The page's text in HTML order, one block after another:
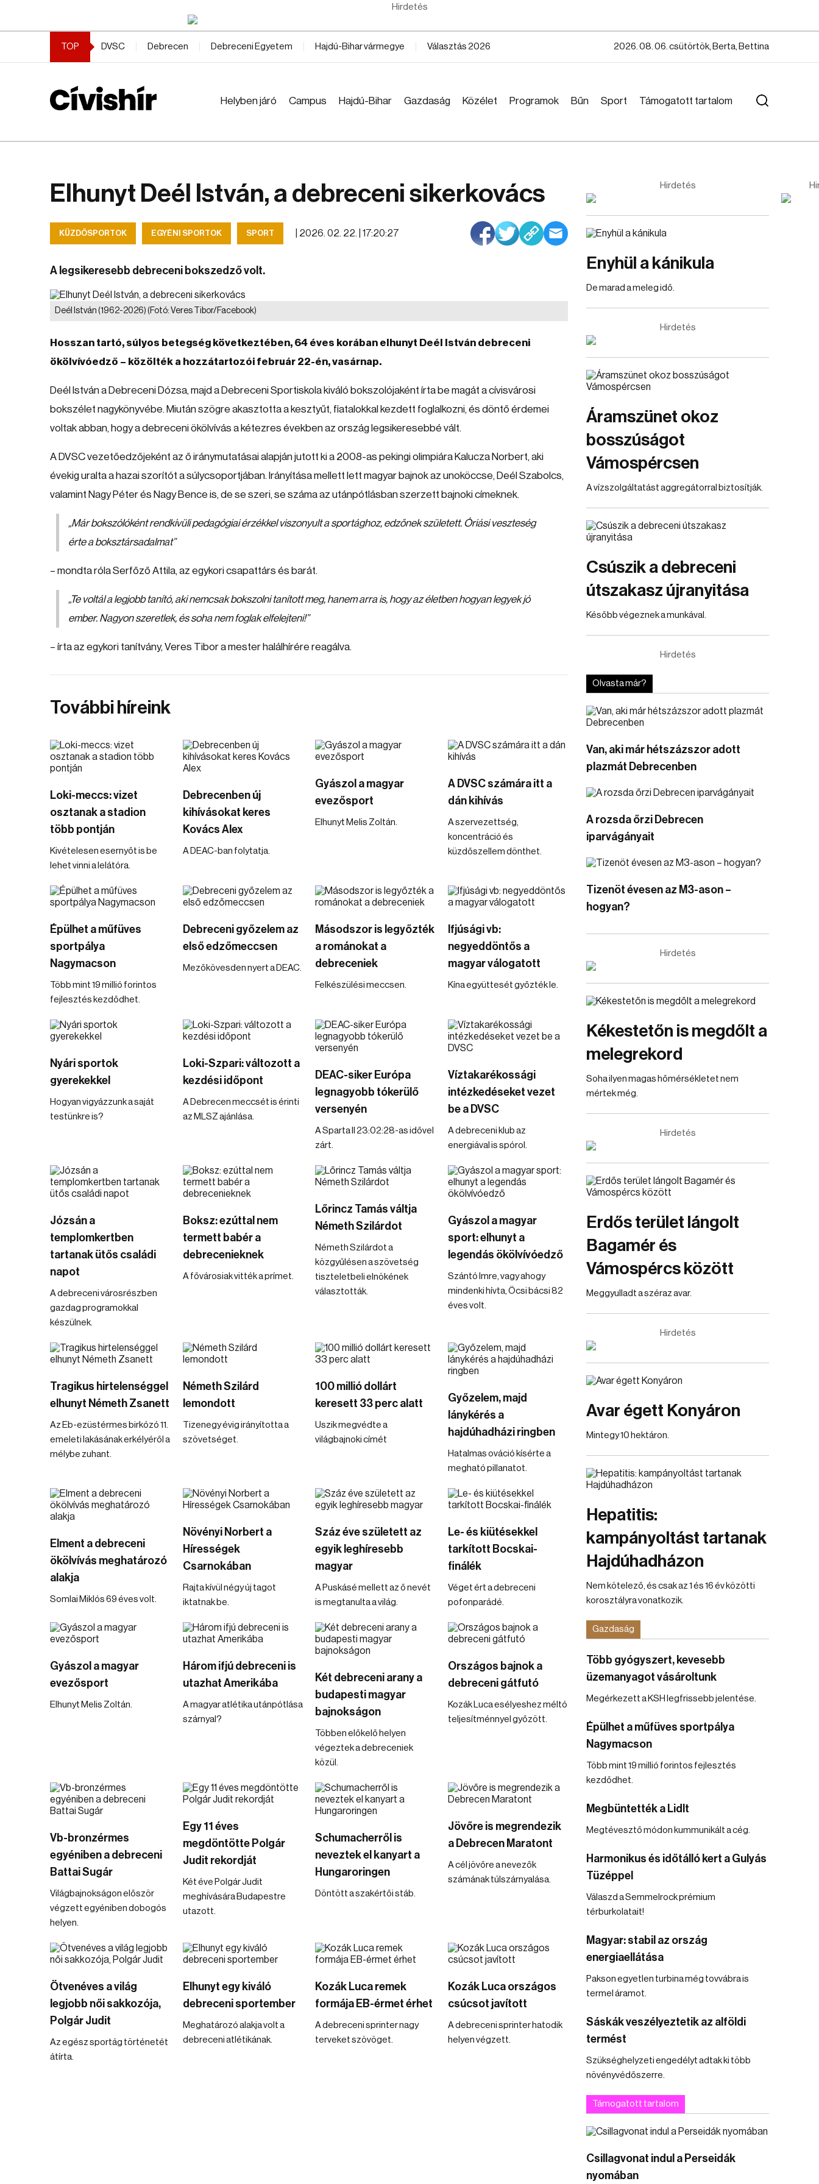
Hirdetés
TOP DVSC Debrecen Debreceni Egyetem Hajdú-Bihar vármegye Választás 2026 2026. 08. 06. csütörtök, Berta, Bettina
Helyben járó Campus Hajdú-Bihar Gazdaság Közélet Programok Bűn Sport Támogatott tartalom
Elhunyt Deél István, a debreceni sikerkovács
KÜZDŐSPORTOK EGYÉNI SPORTOK SPORT 2026. 02. 22. | 17:20:27
A legsikeresebb debreceni bokszedző volt.
Deél István (1962-2026) (Fotó: Veres Tibor/Facebook)
Hosszan tartó, súlyos betegség következtében, 64 éves korában elhunyt Deél István debreceni
ökölvívóedző – közölték a hozzátartozói február 22-én, vasárnap.
Deél István a Debreceni Dózsa, majd a Debreceni Sportiskola kiváló bokszolójaként írta be magát a cívisvárosi
bokszélet nagykönyvébe. Miután szögre akasztotta a kesztyűt, fiatalokkal kezdett foglalkozni, és döntő érdemei
voltak abban, hogy a debreceni ökölvívás a kétezres években az ország legsikeresebbé vált.
A DVSC vezetőedzőjeként az ő iránymutatásai alapján jutott ki a 2008-as pekingi olimpiára Kalucza Norbert, aki
évekig uralta a hazai szorítót a súlycsoportjában. Irányítása mellett lett magyar bajnok az unoköccse, Deél Szabolcs,
valamint Nagy Péter és Nagy Bence is, de se szeri, se száma az utánpótlásban szerzett bajnoki címeknek.
„Már bokszólóként rendkívüli pedagógiai érzékkel viszonyult a sportághoz, edzőnek született. Óriási veszteség
érte a boksztársadalmat”
– mondta róla Serfőző Attila, az egykori csapattárs és barát.
„Te voltál a legjobb tanító, aki nemcsak bokszolni tanított meg, hanem arra is, hogy az életben hogyan legyek jó
ember. Nagyon szeretlek, és soha nem foglak elfelejteni!”
– írta az egykori tanítvány, Veres Tibor a mester halálhírére reagálva.
További híreink
Loki-meccs: vizet
osztanak a stadion
több pontján
Kivételesen esernyőt is be
lehet vinni a lelátóra.
Debrecenben új
kihívásokat keres
Kovács Alex
A DEAC-ban folytatja.
Gyászol a magyar
evezősport
Elhunyt Melis Zoltán.
A DVSC számára itt a
dán kihívás
A szervezettség,
koncentráció és
küzdőszellem dönthet.
Épülhet a műfüves
sportpálya
Nagymacson
Több mint 19 millió forintos
fejlesztés kezdődhet.
Debreceni győzelem az
első edzőmeccsen
Mezőkövesden nyert a DEAC.
Másodszor is legyőzték
a románokat a
debreceniek
Felkészülési meccsen.
Ifjúsági vb:
negyeddöntős a
magyar válogatott
Kína együttesét győzték le.
Nyári sportok
gyerekekkel
Hogyan vigyázzunk a saját
testünkre is?
Loki-Szpari: változott a
kezdési időpont
A Debrecen meccsét is érinti
az MLSZ ajánlása.
DEAC-siker Európa
legnagyobb tókerülő
versenyén
A Sparta II 23:02:28-as idővel
zárt.
Víztakarékossági
intézkedéseket vezet
be a DVSC
A debreceni klub az
energiával is spórol.
Józsán a
templomkertben
tartanak ütős családi
napot
A debreceni városrészben
gazdag programokkal
készülnek.
Boksz: ezúttal nem
termett babér a
debrecenieknek
A fővárosiak vitték a prímet.
Lőrincz Tamás váltja
Németh Szilárdot
Németh Szilárdot a
közgyűlésen a szövetség
tiszteletbeli elnökének
választották.
Gyászol a magyar
sport: elhunyt a
legendás ökölvívóedző
Szántó Imre, vagy ahogy
mindenki hívta, Öcsi bácsi 82
éves volt.
Tragikus hirtelenséggel
elhunyt Németh Zsanett
Az Eb-ezüstérmes birkózó 11.
emeleti lakásának erkélyéről a
mélybe zuhant.
Németh Szilárd
lemondott
Tizenegy évig irányította a
szövetséget.
100 millió dollárt
keresett 33 perc alatt
Uszik megvédte a
világbajnoki címét
Győzelem, majd
lánykérés a
hajdúhadházi ringben
Hatalmas ováció kísérte a
megható pillanatot.
Elment a debreceni
ökölvívás meghatározó
alakja
Somlai Miklós 69 éves volt.
Növényi Norbert a
Hírességek
Csarnokában
Rajta kívül négy új tagot
iktatnak be.
Száz éve született az
egyik leghíresebb
magyar
A Puskásé mellett az ő nevét
is megtanulta a világ.
Le- és kiütésekkel
tarkított Bocskai-
finálék
Véget ért a debreceni
pofonparádé.
Gyászol a magyar
evezősport
Elhunyt Melis Zoltán.
Három ifjú debreceni is
utazhat Amerikába
A magyar atlétika utánpótlása
szárnyal?
Két debreceni arany a
budapesti magyar
bajnokságon
Többen előkelő helyen
végeztek a debreceniek
közül.
Országos bajnok a
debreceni gátfutó
Kozák Luca esélyeshez méltó
teljesítménnyel győzött.
Vb-bronzérmes
egyéniben a debreceni
Battai Sugár
Világbajnokságon először
végzett egyéniben dobogós
helyen.
Egy 11 éves
megdöntötte Polgár
Judit rekordját
Két éve Polgár Judit
meghívására Budapestre
utazott.
Schumacherről is
neveztek el kanyart a
Hungaroringen
Döntött a szakértői stáb.
Jövőre is megrendezik
a Debrecen Maratont
A cél jövőre a nevezők
számának túlszárnyalása.
Ötvenéves a világ
legjobb női sakkozója,
Polgár Judit
Az egész sportág történetét
átírta.
Elhunyt egy kiváló
debreceni sportember
Meghatározó alakja volt a
debreceni atlétikának.
Kozák Luca remek
formája EB-érmet érhet
A debreceni sprinter nagy
terveket szövöget.
Kozák Luca országos
csúcsot javított
A debreceni sprinter hatodik
helyen végzett.
Hirdetés
Enyhül a kánikula
De marad a meleg idő.
Hirdetés
Áramszünet okoz
bosszúságot
Vámospércsen
A vízszolgáltatást aggregátorral biztosítják.
Csúszik a debreceni
útszakasz újranyitása
Később végeznek a munkával.
Hirdetés
Olvasta már?
Van, aki már hétszázszor adott
plazmát Debrecenben
A rozsda őrzi Debrecen
iparvágányait
Tizenöt évesen az M3-ason –
hogyan?
Hirdetés
Kékestetőn is megdőlt a
melegrekord
Soha ilyen magas hőmérsékletet nem
mértek még.
Hirdetés
Erdős terület lángolt
Bagamér és
Vámospércs között
Meggyulladt a széraz avar.
Hirdetés
Avar égett Konyáron
Mintegy 10 hektáron.
Hepatitis:
kampányoltást tartanak
Hajdúhadházon
Nem kötelező, és csak az 1 és 16 év közötti
korosztályra vonatkozik.
Gazdaság
Több gyógyszert, kevesebb
üzemanyagot vásároltunk
Megérkezett a KSH legfrissebb jelentése.
Épülhet a műfüves sportpálya
Nagymacson
Több mint 19 millió forintos fejlesztés
kezdődhet.
Megbüntették a Lidlt
Megtévesztő módon kummunikált a cég.
Harmonikus és időtálló kert a Gulyás
Tüzéppel
Válaszd a Semmelrock prémium
térburkolatait!
Magyar: stabil az ország
energiaellátása
Pakson egyetlen turbina még tovvábra is
termel áramot.
Sáskák veszélyeztetik az alföldi
termést
Szükséghelyzeti engedélyt adtak ki több
növényvédőszerre.
Támogatott tartalom
Csillagvonat indul a Perseidák
nyomában